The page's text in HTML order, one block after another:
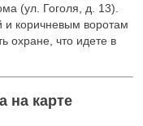
(ул. Гоголя, д. 13).
и коричневым воротам
охране, что идете в
на карте